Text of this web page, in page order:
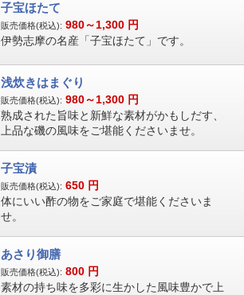
子宝ほたて
販売価格(税込): 980～1,300 円
伊勢志摩の名産「子宝ほたて」です。
浅炊きはまぐり
販売価格(税込): 980～1,300 円
熟成された旨味と新鮮な素材がかもしだす、
上品な磯の風味をご堪能くださいませ。
子宝漬
販売価格(税込): 650 円
体にいい酢の物をご家庭で堪能くださいま
せ。
あさり御膳
販売価格(税込): 800 円
素材の持ち味を多彩に生かした風味豊かで上